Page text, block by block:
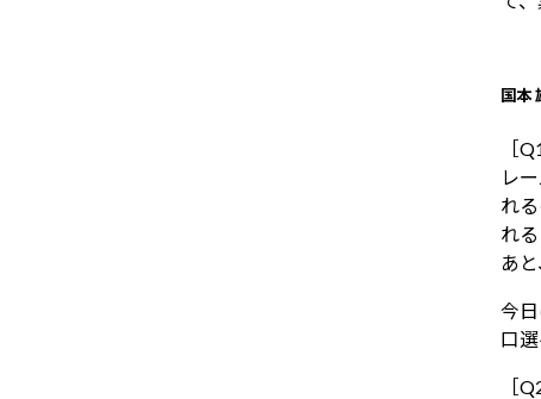
国本
［
レ
れ
れ
あ
今
口
［